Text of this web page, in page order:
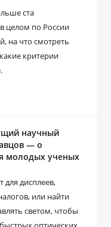
ста
целом по России
на что смотреть
критерии
научный
— о
молодых ученых
для дисплеев,
или найти
светом, чтобы